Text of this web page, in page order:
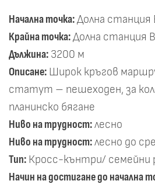
Начална точка: Долна станция
Крайна точка: Долна станция
Дължина: 3200 м
Описане: Широк кръгов
статут – пешеходен, за
планинско бягане
Ниво на трудност: лесно
Ниво на трудност: лесно до
Тип: Кросс-кънтри/ семейни
Начин на достигане до начална